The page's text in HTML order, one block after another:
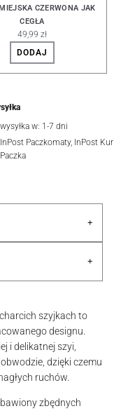
CZERWONA JAK
CEGŁA
49,99 zł
DODAJ
wysyłka w: 1-7 dni
InPost Paczkomaty, InPost
Paczka
+
+
szyjkach to
designu.
i delikatnej szyi,
dzięki czemu
ruchów.
zbędnych